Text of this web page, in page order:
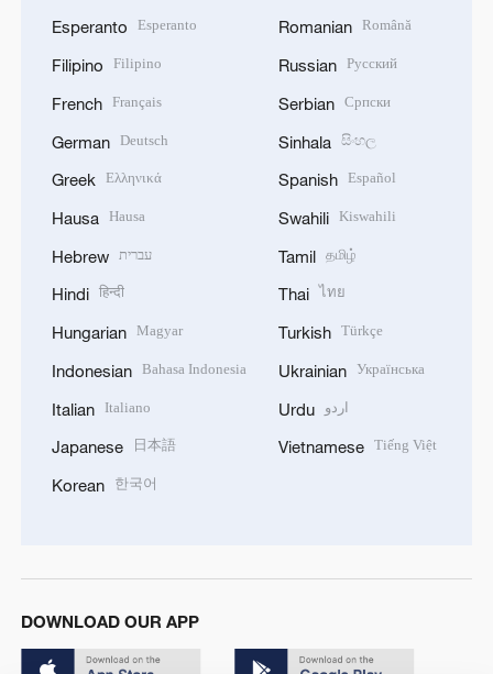
Esperanto Esperanto
Filipino Filipino
French Français
German Deutsch
Greek Ελληνικά
Hausa Hausa
Hebrew עברית
Hindi हिन्दी
Hungarian Magyar
Indonesian Bahasa Indonesia
Italian Italiano
Japanese 日本語
Korean 한국어
Romanian Română
Russian Русский
Serbian Српски
Sinhala සිංහල
Spanish Español
Swahili Kiswahili
Tamil தமிழ்
Thai ไทย
Turkish Türkçe
Ukrainian Українська
Urdu اردو
Vietnamese Tiếng Việt
DOWNLOAD OUR APP